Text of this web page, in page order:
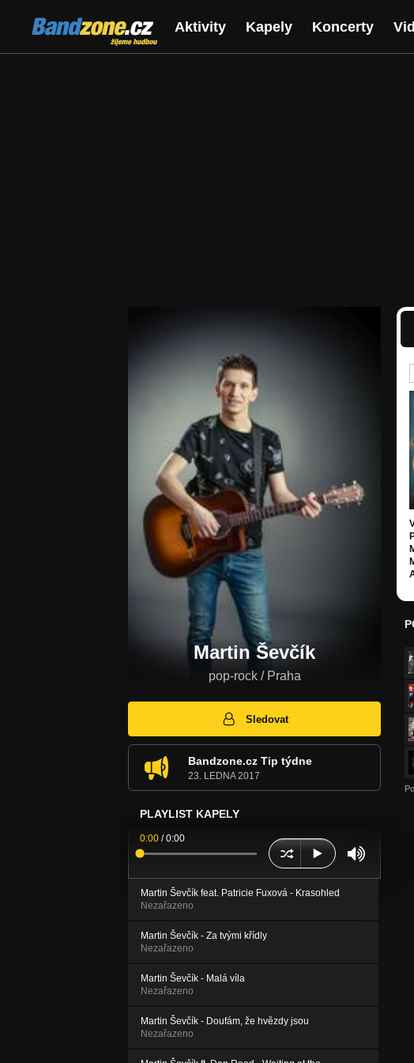
Bandzone.cz
žijeme hudbou
Aktivity Kapely Koncerty
Martin Ševčík
pop-rock / Praha
Sledovat
Bandzone.cz Tip týdne
23. LEDNA 2017
PLAYLIST KAPELY
0:00 /0:00
Martin Ševčík feat. Patricie Fuxová - Krasohled
Nezařazeno
Martin Ševčík - Za tvými křídly
Nezařazeno
Martin Ševčík - Malá víla
Nezařazeno
Martin Ševčík - Doufám, že hvězdy jsou
Nezařazeno